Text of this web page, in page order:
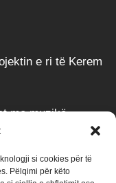
si cookies për të
Pëlqimi për këto
e ri të Kerem
me muzikë,